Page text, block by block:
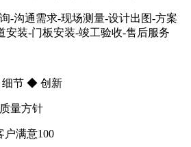
-沟通需求-现场测量-设计出图-方案
安装-门板安装-竣工验收-售后服务
节 ◆ 创新
量方针
户满意100